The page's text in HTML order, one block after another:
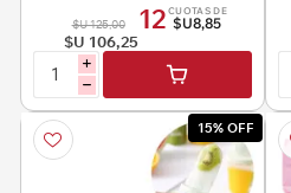
$U 125,00
$U 106,25
12 CUOTAS DE
$U8,85
i
h
15% OFF